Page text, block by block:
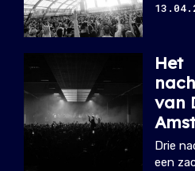
Het
van
Drie
een